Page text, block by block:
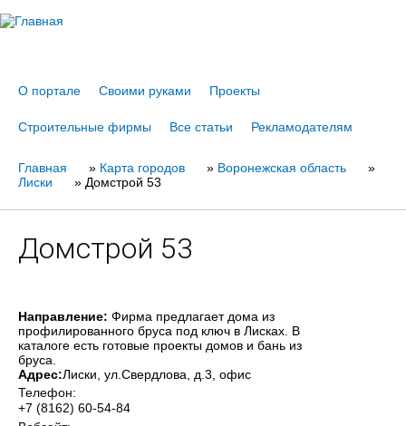
О портале Своими руками Проекты
Строительные фирмы Все статьи Рекламодателям
Вы
Главная » Карта городов » Воронежская область
»
Лиски
» Домстрой 53
Домстрой 53
Направление: Фирма предлагает дома из
профилированного бруса под ключ в Лисках. В
каталоге есть готовые проекты домов и бань из
бруса.
Адрес:Лиски , ул.Свердлова, д.3, офис
Телефон:
+7 (8162) 60-54-84